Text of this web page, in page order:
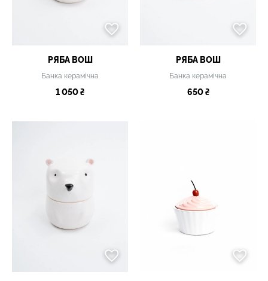
РЯБА ВОШ
Банка керамічна
1 050 ₴
РЯБА ВОШ
Банка керамічна
650 ₴